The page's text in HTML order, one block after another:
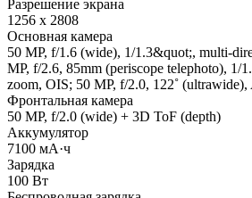
Разрешение экрана
1256 x 2808
Основная камера
50 MP, f/1.6 (wide), 1/1.3&quot;, multi-
MP, f/2.6, 85mm (periscope telephoto), 1/
zoom, OIS; 50 MP, f/2.0, 122˚ (ultrawide),
Фронтальная камера
50 MP, f/2.0 (wide) + 3D ToF (depth)
Аккумулятор
7100 мА·ч
Зарядка
100 Вт